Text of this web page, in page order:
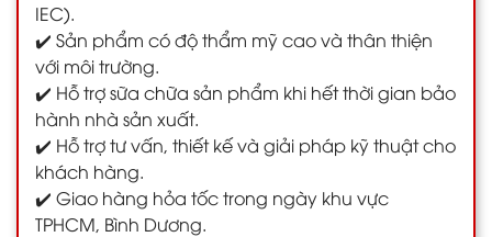
IEC).
✔️ Sản phẩm có độ thẩm mỹ cao và thân thiện
với môi trường.
✔️ Hỗ trợ sữa chữa sản phẩm khi hết thời gian bảo
hành nhà sản xuất.
✔️ Hỗ trợ tư vấn, thiết kế và giải pháp kỹ thuật cho
khách hàng.
✔️ Giao hàng hỏa tốc trong ngày khu vực
TPHCM, Bình Dương.